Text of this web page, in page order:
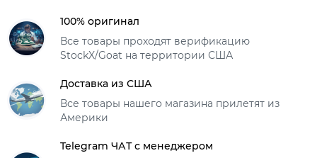
100% оригинал
Все товары проходят верификацию
StockX/Goat на территории США
Доставка из США
Все товары нашего магазина прилетят из
Америки
Telegram ЧАТ с менеджером